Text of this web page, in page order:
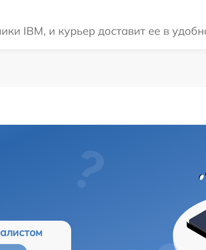
IBM, и курьер доставит ее в